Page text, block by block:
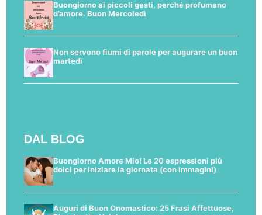
Buongiorno ai piccoli gesti, perché profumano
d’amore. Buon Mercoledì
Non servono fiumi di parole per augurare un buon
martedì
DAL BLOG
Buongiorno Amore Mio! Le 20 espressioni più
dolci per iniziare la giornata (con immagini)
Auguri di Buon Onomastico: 25 Frasi Affettuose,